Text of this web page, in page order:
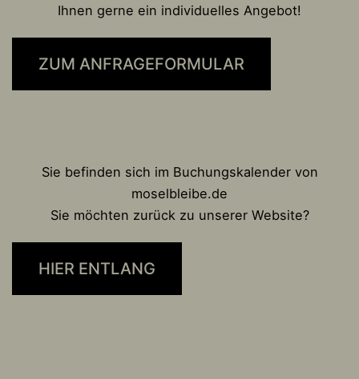
Ihnen gerne ein individuelles Angebot!
ZUM ANFRAGEFORMULAR
Sie befinden sich im Buchungskalender von
moselbleibe.de
Sie möchten zurück zu unserer Website?
HIER ENTLANG